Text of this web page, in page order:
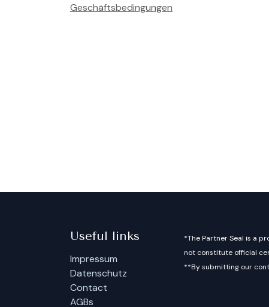
Geschäftsbedingungen
Useful links
Impressum
Datenschutz
Contact
AGBs
*The Partner Seal is a
not constitute official
**By submitting our